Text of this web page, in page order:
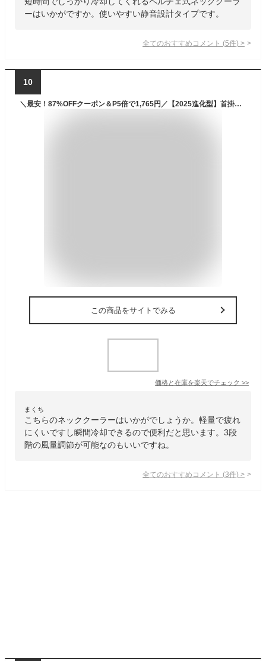
ーはいかがですか。使いやすい静音設計タイプです。
全てのおすすめコメント (5件) >
10
＼最安！87%OFFクーポン＆P5倍で1,765円／【2025進化型】首掛け扇風機 軽量 静音 冷感 羽根なし ネッククーラー ネックファン 5段階風量 扇風機 首かけ LED表示 携帯扇風機 1秒冷感 Type-C充電 360°送風 大容量バッテリー 暑さ対策 子供大人兼用 通勤/通学/スポーツ観戦
この商品をサイトでみる
価格と在庫を楽天でチェック >>
まくち
こちらのネッククーラーはいかがでしょうか。軽量で疲れ
にくいですし瞬間冷却できるので便利だと思います。3段
階の風量調節が可能なのもいいですね。
全てのおすすめコメント (3件) >